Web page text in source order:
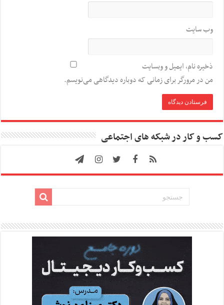
وب‌ سایت
ذخیره نام، ایمیل و وبسایت
من در مرورگر برای زمانی که دوباره دیدگاهی می‌نویسم.
کسب و کار در شبکه های اجتماعی